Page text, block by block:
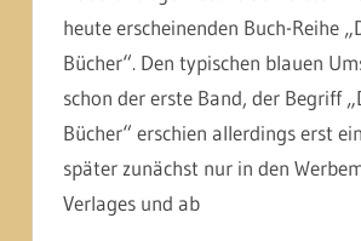
heute erscheinenden Buch-Reihe
Bücher“. Den typischen blauen
schon der erste Band, der Begriff
Bücher“ erschien allerdings erst
später zunächst nur in den
Verlages und ab